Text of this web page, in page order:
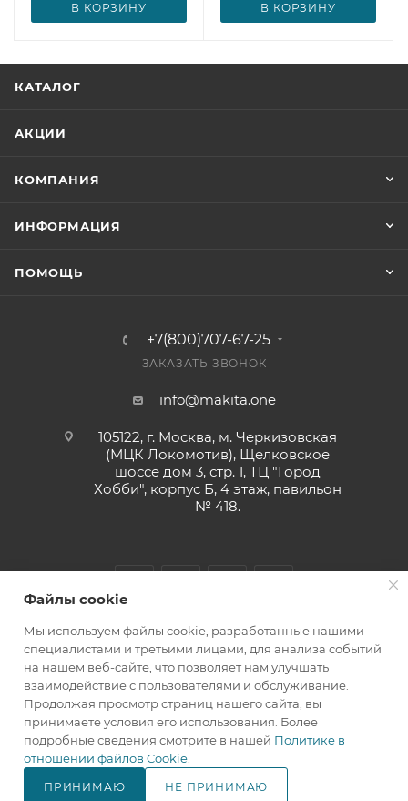
В КОРЗИНУ В КОРЗИНУ
КАТАЛОГ
АКЦИИ
КОМПАНИЯ
ИНФОРМАЦИЯ
ПОМОЩЬ
+7(800)707-67-25
ЗАКАЗАТЬ ЗВОНОК
info@makita.one
105122, г. Москва, м. Черкизовская
(МЦК Локомотив), Щелковское
шоссе дом 3, стр. 1, ТЦ "Город
Хобби", корпус Б, 4 этаж, павильон
№ 418.
MAKITA.ONE 2010-2026 © ООО "МАРКЕТ ТРЕЙДИНГ"
Файлы cookie
Мы используем файлы cookie, разработанные нашими
специалистами и третьими лицами, для анализа событий
на нашем веб-сайте, что позволяет нам улучшать
взаимодействие с пользователями и обслуживание.
Продолжая просмотр страниц нашего сайта, вы
принимаете условия его использования. Более
подробные сведения смотрите в нашей Политике в
отношении файлов Cookie
ПРИНИМАЮ НЕ ПРИНИМАЮ